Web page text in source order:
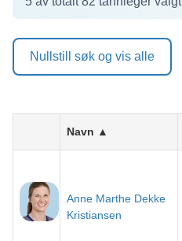
Nullstill søk og vis alle
Navn ▲
Anne Marthe Dekke
Kristiansen